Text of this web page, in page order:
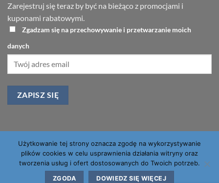
Zarejestruj się teraz by być na bieżąco z promocjami i
kuponami rabatowymi.
Zgadzam się na przechowywanie i przetwarzanie moich
danych
PayU Visa PayPal MasterCard
Użytkowanie tej strony oznacza zgodę na wykorzystywanie
plików cookies w celu usprawnienia działania witryny oraz
tworzenia usług i ofert dostosowanych do Twoich potrzeb.
ZGODA DOWIEDZ SIĘ WIĘCEJ